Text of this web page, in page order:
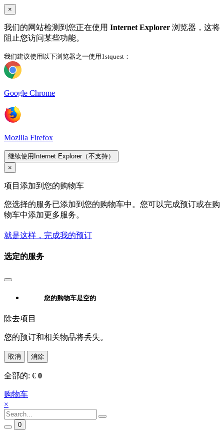
×
我们的网站检测到您正在使用 Internet Explorer 浏览器，这将
阻止您访问某些功能。
我们建议使用以下浏览器之一使用1stquest：
Google Chrome
Mozilla Firefox
继续使用Internet Explorer（不支持）
×
项目添加到您的购物车
您选择的服务已添加到您的购物车中。您可以完成预订或在购
物车中添加更多服务。
就是这样，完成我的预订
选定的服务
您的购物车是空的
除去项目
您的预订和相关物品将丢失。
取消 消除
全部的: € 0
购物车
×
0